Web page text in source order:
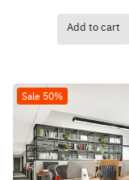
Add to cart
Sale 50%